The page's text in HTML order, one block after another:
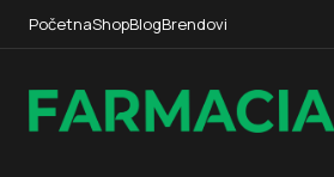
PočetnaShopBlogBrendovi